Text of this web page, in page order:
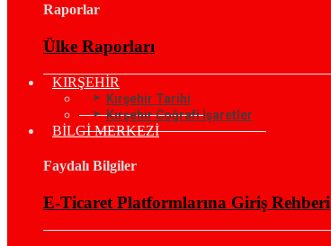
Raporlar
Ülke Raporları
KIRŞEHİR
Kırşehir Tarihi
Kırşehir Coğrafi İşaretler
BİLGİ MERKEZİ
Faydalı Bilgiler
E-Ticaret Platformlarına Giriş Rehberi